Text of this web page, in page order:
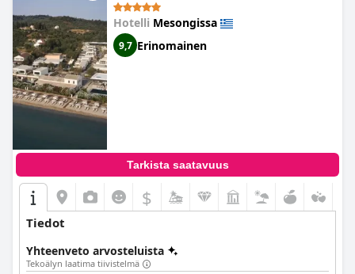
Hotelli Mesongissa
9,7 Erinomainen
Tarkista saatavuus
$
Tiedot
Yhteenveto arvosteluista
Tekoälyn laatima tiivistelmä